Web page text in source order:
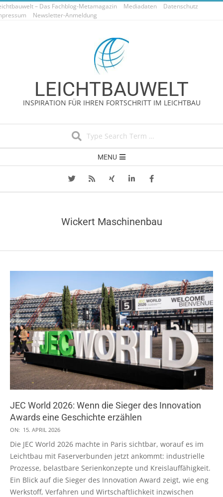
Skip
to
– Das Fachblog-Metamagazin Mediadaten
Datenschutz
Newsletter-Anmeldung
LEICHTBAUWELT
INSPIRATION FÜR IHREN FORTSCHRITT IM LEICHTBAU
Navigation
MENU
Wickert Maschinenbau
JEC World 2026: Wenn die Sieger des Innovation
Awards eine Geschichte erzählen
2026-
04-
15
ON: 15. APRIL 2026
Die JEC World 2026 machte in Paris sichtbar, worauf es im
Leichtbau mit Faserverbunden jetzt ankommt: industrielle
Prozesse, belastbare Serienkonzepte und Kreislauffähigkeit.
Ein Blick auf die Sieger des Innovation Award zeigt, wie eng
Werkstoff, Verfahren und Wirtschaftlichkeit inzwischen